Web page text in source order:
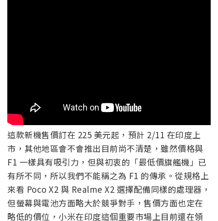
這款新機售價訂在 225 美元起，預計 2/11 在印度上
市，其他地區會不會推出目前尚不清楚，雖然價格與
F1 一樣具有吸引力，但與初衷的「最低價旗艦機」已
有所不同，所以我們不能稱之為 F1 的傳承。從規格上
來看 Poco X2 與 Realme X2 選擇配備同樣的處理器，
但螢幕與電池方面略大於競爭對手，售價方面也定在
略低的價位，小米在印度這個重要市場上目前還在領